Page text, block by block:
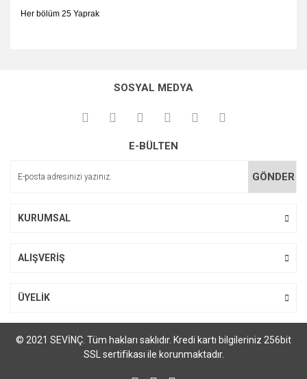
Her bölüm 25 Yaprak
kullanarak tarafımıza iletebilirsiniz.
Görüş ve önerileriniz için teşekkür ederiz.
Ürün açıklamasında eksik bilgiler bulunuyor.
SOSYAL MEDYA
E-BÜLTEN
GÖNDER
KURUMSAL
ALIŞVERİŞ
ÜYELİK
© 2021 SEVİNÇ. Tüm hakları saklıdır. Kredi kartı bilgileriniz 256bit
SSL sertifikası ile korunmaktadır.